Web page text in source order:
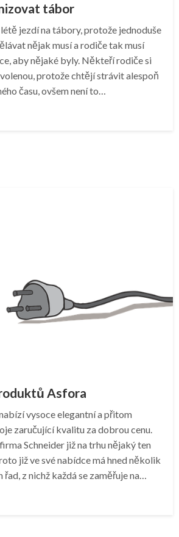
tábor
jezdí na tábory, protože jednoduše
nějak musí a rodiče tak musí
aby nějaké byly. Někteří rodiče si
protože chtějí strávit alespoň
času, ovšem není to…
Asfora
vysoce elegantní a přitom
zaručující kvalitu za dobrou cenu.
Schneider již na trhu nějaký ten
již ve své nabídce má hned několik
z nichž každá se zaměřuje na…